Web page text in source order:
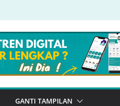
GANTI TAMPILAN